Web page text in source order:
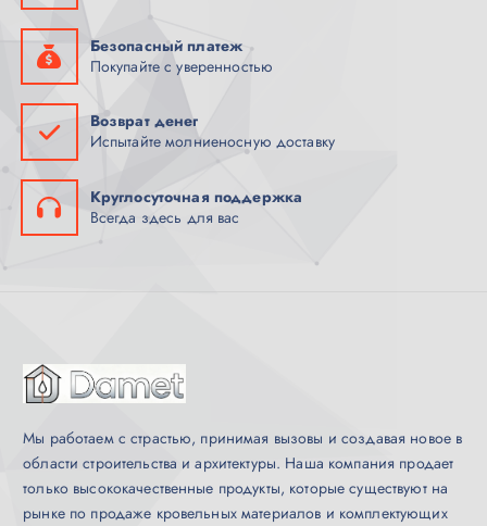
Безопасный платеж
Покупайте с уверенностью
Возврат денег
Испытайте молниеносную доставку
Круглосуточная поддержка
Всегда здесь для вас
Мы работаем с страстью, принимая вызовы и создавая новое в
области строительства и архитектуры. Наша компания продает
только высококачественные продукты, которые существуют на
рынке по продаже кровельных материалов и комплектующих